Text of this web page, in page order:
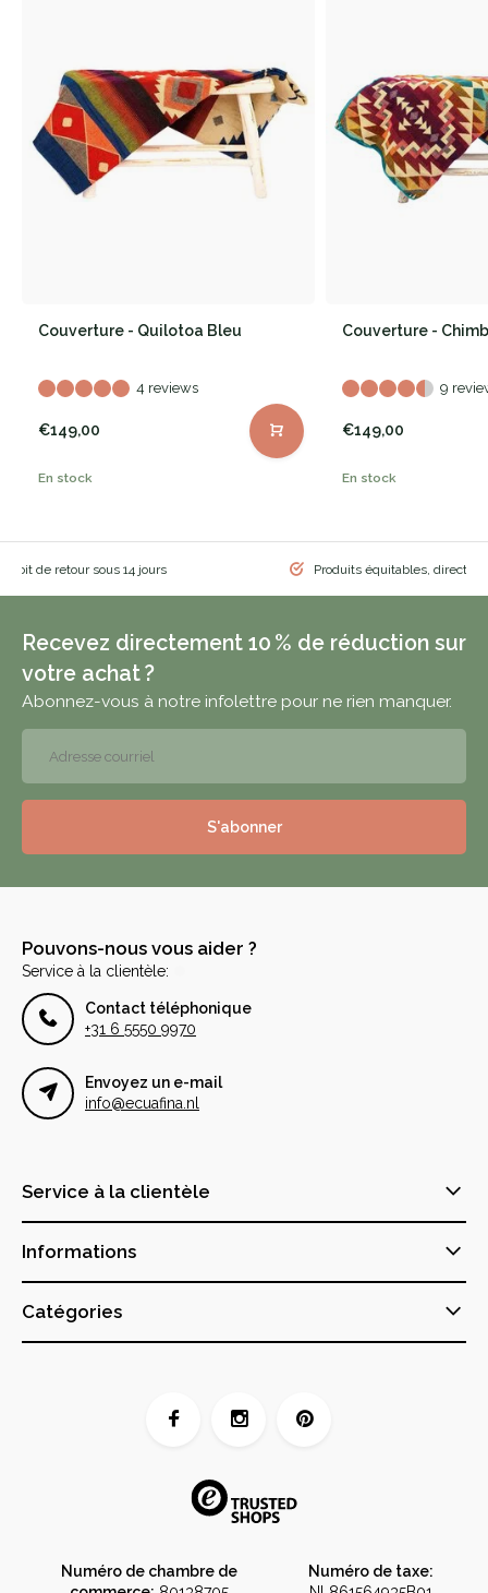
Couverture - Quilotoa Bleu
4 reviews
€149,00
En stock
Couverture -
9
€149,00
En stock
de retour sous 14 jours Produits équitables,
Recevez directement 10 % de réduction sur
votre achat ?
Abonnez-vous à notre infolettre pour ne rien manquer.
S'abonner
Pouvons-nous vous aider ?
Service à la clientèle:
Contact téléphonique
+31 6 5550 9970
Envoyez un e-mail
info@ecuafina.nl
Service à la clientèle
Informations
Catégories
Numéro de chambre de
Numéro de taxe: